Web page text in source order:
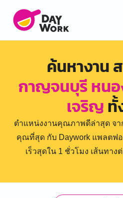
ค้นหางาน
กาญจนบุรี หนอ
เจริญทั้
ตำแหน่งงานคุณภาพดีล่าสุด จ
คุณที่สุด กับ Daywork แพลตฟ
เร็วสุดใน 1 ชั่วโมง เส้นทา